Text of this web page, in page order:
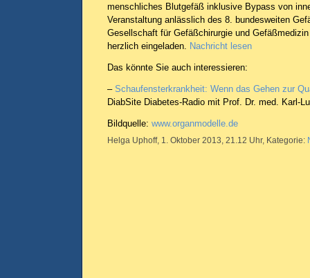
menschliches Blutgefäß inklusive Bypass von
Veranstaltung anlässlich des 8. bundesweiten
Gesellschaft für Gefäßchirurgie und
herzlich eingeladen. Nachricht lesen
Das könnte Sie auch interessieren:
– Schaufensterkrankheit: Wenn das Gehen zur
DiabSite Diabetes-Radio mit Prof. Dr. med. Karl-
Bildquelle: www.organmodelle.de
Helga Uphoff, 1. Oktober 2013, 21.12 Uhr, Kategorie: